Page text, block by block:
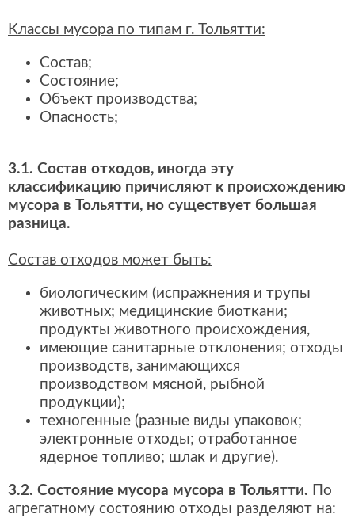
Классы мусора по типам г. Тольятти:
Состав;
Состояние;
Объект производства;
Опасность;
3.1. Состав отходов, иногда эту
классификацию причисляют к происхождению
мусора в Тольятти, но существует большая
разница.
Состав отходов может быть:
биологическим (испражнения и трупы
животных; медицинские биоткани;
продукты животного происхождения,
имеющие санитарные отклонения; отходы
производств, занимающихся
производством мясной, рыбной
продукции);
техногенные (разные виды упаковок;
электронные отходы; отработанное
ядерное топливо; шлак и другие).
3.2. Состояние мусора мусора в Тольятти. По
агрегатному состоянию отходы разделяют на: